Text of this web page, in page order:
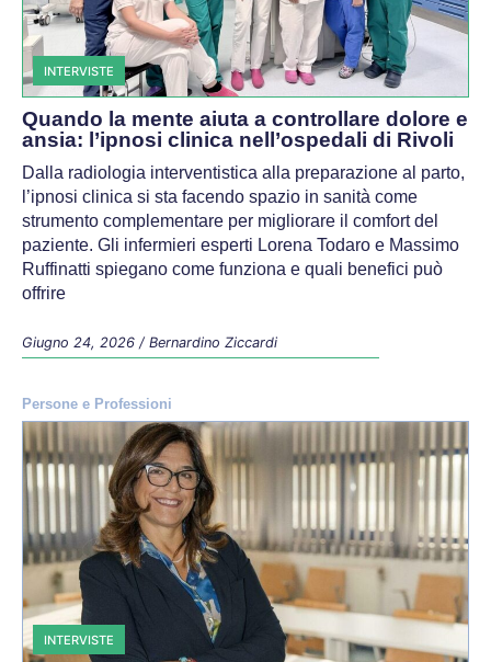
INTERVISTE
Quando la mente aiuta a controllare dolore e
ansia: l’ipnosi clinica nell’ospedali di Rivoli
Dalla radiologia interventistica alla preparazione al parto,
l’ipnosi clinica si sta facendo spazio in sanità come
strumento complementare per migliorare il comfort del
paziente. Gli infermieri esperti Lorena Todaro e Massimo
Ruffinatti spiegano come funziona e quali benefici può
offrire
Giugno 24, 2026 / Bernardino Ziccardi
Persone e Professioni
INTERVISTE